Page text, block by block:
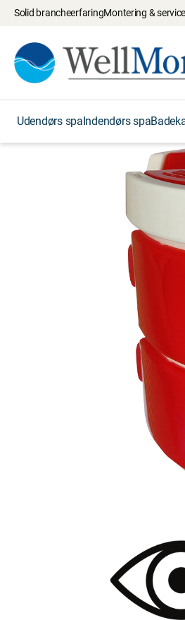
Solid brancheerfaringMontering & service
Udendørs spaIndendørs spa